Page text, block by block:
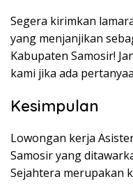
Segera kirimkan
yang menjanjikan
Kabupaten Samosir!
kami jika ada
Kesimpulan
Lowongan kerja
Samosir yang
Sejahtera merupakan